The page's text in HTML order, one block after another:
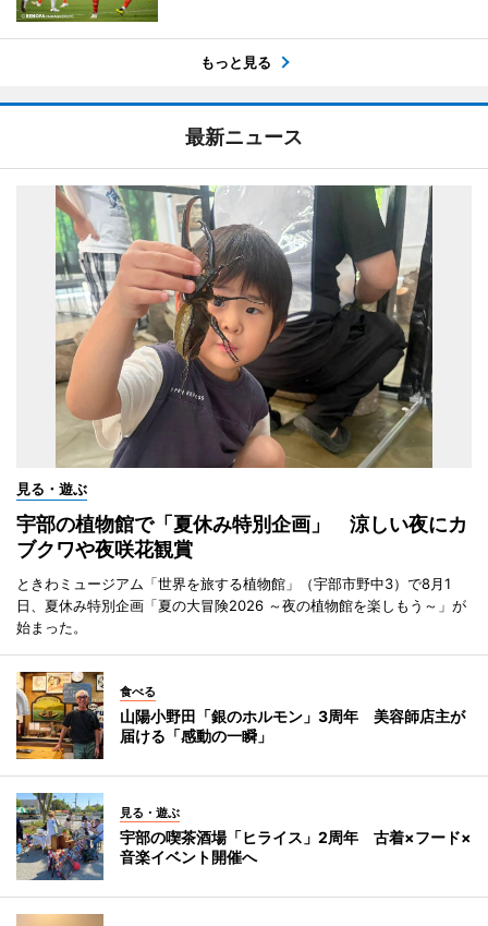
もっと見る
最新ニュース
見る・遊ぶ
宇部の植物館で「夏休み特別企画」 涼しい夜にカ
ブクワや夜咲花観賞
ときわミュージアム「世界を旅する植物館」（宇部市野中3）で8月1
日、夏休み特別企画「夏の大冒険2026 ～夜の植物館を楽しもう～」が
始まった。
食べる
山陽小野田「銀のホルモン」3周年 美容師店主が
届ける「感動の一瞬」
見る・遊ぶ
宇部の喫茶酒場「ヒライス」2周年 古着×フード×
音楽イベント開催へ